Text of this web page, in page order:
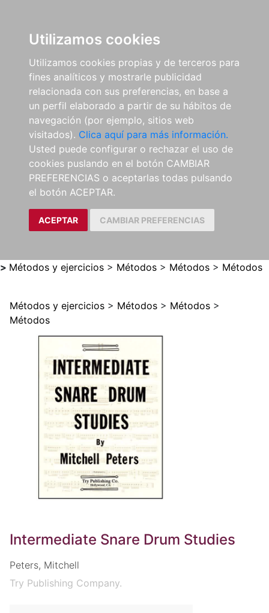
Utilizamos cookies
Utilizamos cookies propias y de terceros para
fines analíticos y mostrarle publicidad
relacionada con sus preferencias, en base a
un perfil elaborado a partir de su hábitos de
navegación (por ejemplo, sitios web
visitados). Clica aquí para más información.
Usted puede configurar o rechazar el uso de
cookies puslando en el botón CAMBIAR
PREFERENCIAS o aceptarlas todas pulsando
el botón ACEPTAR.
ACEPTAR CAMBIAR PREFERENCIAS
> Métodos y ejercicios > Métodos > Métodos > Métodos
Métodos y ejercicios > Métodos > Métodos >
Métodos
Intermediate Snare Drum Studies
Peters, Mitchell
Try Publishing Company.